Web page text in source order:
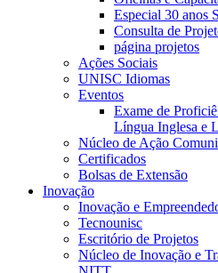
Especial 30 anos
Consulta de
página projetos
Ações Sociais
UNISC Idiomas
Eventos
Exame de
Língua Inglesa e
Núcleo de Ação
Certificados
Bolsas de Extensão
Inovação
Inovação e
Tecnounisc
Escritório de Projetos
Núcleo de Inovação e